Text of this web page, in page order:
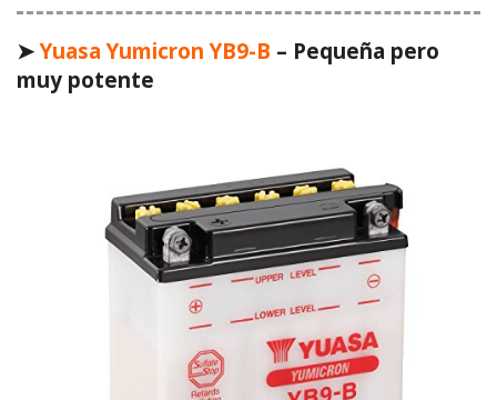
➤Yuasa Yumicron YB9-B – Pequeña pero
muy potente